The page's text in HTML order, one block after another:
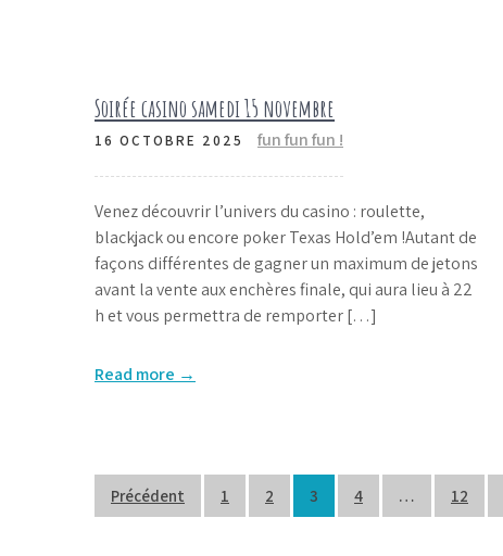
Soirée casino samedi 15 novembre
16 OCTOBRE 2025 fun fun fun !
Venez découvrir l’univers du casino : roulette,
blackjack ou encore poker Texas Hold’em !Autant de
façons différentes de gagner un maximum de jetons
avant la vente aux enchères finale, qui aura lieu à 22
h et vous permettra de remporter […]
Read more →
Pagination
Précédent 1 2 3 4 … 12